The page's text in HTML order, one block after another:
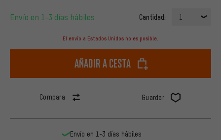
Envío en 1-3 días hábiles Cantidad: 1
El envío a Estados Unidos no es posible.
Añadir a cesta
Compara Guardar
Envío en 1-3 días hábiles